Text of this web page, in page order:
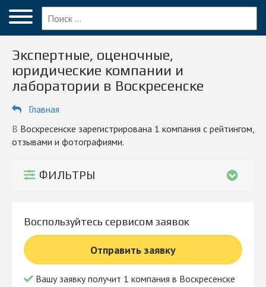
Меню
Главная
Вопрос эксперту
Воскресенск
ПОЛЬЗОВАТЕЛЯМ
Экспертизы
Блог
Личный кабинет
© 2026 Все права защищены
Экспертные, оценочные,
юридические компании и
лаборатории в Воскресенске
Главная
в Воскресенске зарегистрирована 1 компания с рейтингом,
отзывами и фотографиями.
ФИЛЬТРЫ
Воспользуйтесь сервисом заявок
Отправить заявку
Вашу заявку получит 1 компания в Воскресенске